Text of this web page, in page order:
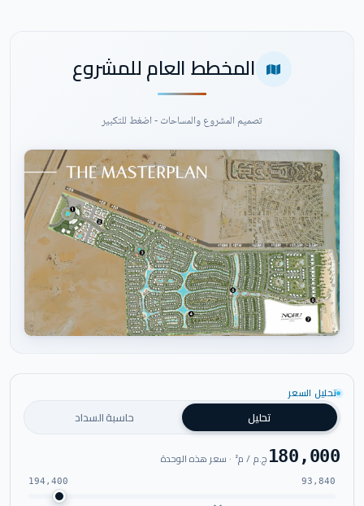
المخطط العام للمشروع
تصميم المشروع والمساحات - اضغط للتكبير
تحليل السعر
تحليل حاسبة السداد
180,000ج.م / م² · سعر هذه الوحدة
93,840
194,400